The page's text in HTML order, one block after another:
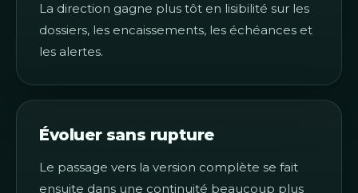
La direction gagne plus tôt en lisibilité sur les
dossiers, les encaissements, les échéances et
les alertes.
Évoluer sans rupture
Le passage vers la version complète se fait
ensuite dans une continuité beaucoup plus